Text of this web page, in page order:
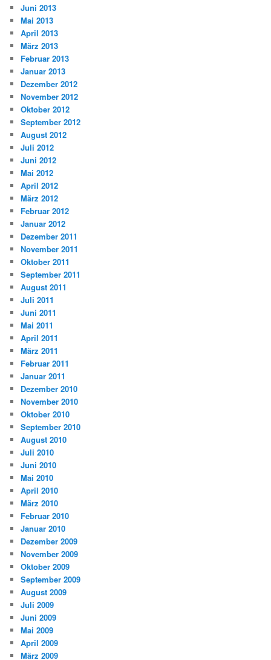
Juni 2013
Mai 2013
April 2013
März 2013
Februar 2013
Januar 2013
Dezember 2012
November 2012
Oktober 2012
September 2012
August 2012
Juli 2012
Juni 2012
Mai 2012
April 2012
März 2012
Februar 2012
Januar 2012
Dezember 2011
November 2011
Oktober 2011
September 2011
August 2011
Juli 2011
Juni 2011
Mai 2011
April 2011
März 2011
Februar 2011
Januar 2011
Dezember 2010
November 2010
Oktober 2010
September 2010
August 2010
Juli 2010
Juni 2010
Mai 2010
April 2010
März 2010
Februar 2010
Januar 2010
Dezember 2009
November 2009
Oktober 2009
September 2009
August 2009
Juli 2009
Juni 2009
Mai 2009
April 2009
März 2009